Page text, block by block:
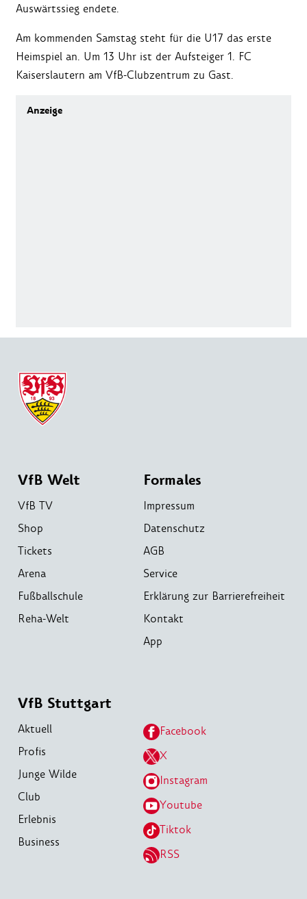
Auswärtssieg endete.
Am kommenden Samstag steht für die U17 das erste
Heimspiel an. Um 13 Uhr ist der Aufsteiger 1. FC
Kaiserslautern am VfB-Clubzentrum zu Gast.
VfB Welt
VfB TV
Shop
Tickets
Arena
Fußballschule
Reha-Welt
Formales
Impressum
Datenschutz
AGB
Service
Erklärung zur Barrierefreiheit
Kontakt
App
VfB Stuttgart
Aktuell
Profis
Junge Wilde
Club
Erlebnis
Business
Facebook
X
Instagram
Youtube
Tiktok
RSS